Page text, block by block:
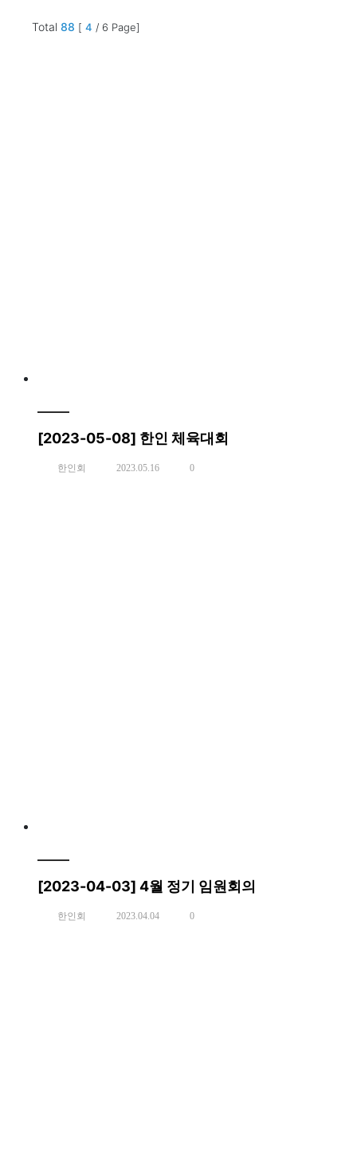
Total 88 [ 4 / 6 Page]
[2023-05-08] 한인 체육대회
한인회 2023.05.16 0
[2023-04-03] 4월 정기 임원회의
한인회 2023.04.04 0